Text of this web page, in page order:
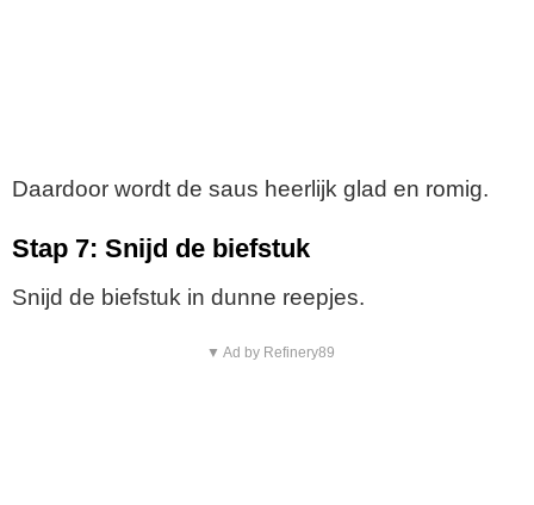
Daardoor wordt de saus heerlijk glad en romig.
Stap 7: Snijd de biefstuk
Snijd de biefstuk in dunne reepjes.
▼ Ad by Refinery89